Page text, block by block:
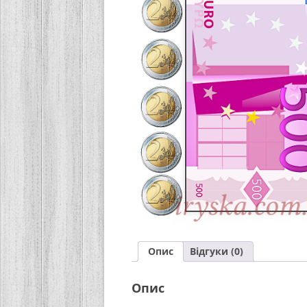
Опис Відгуки (0)
Опис